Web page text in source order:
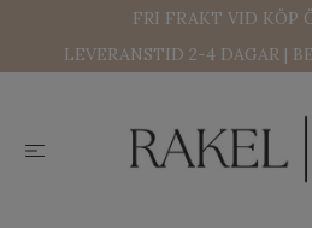
FRI FRAKT VID KÖP
LEVERANSTID 2-4 DAGAR |